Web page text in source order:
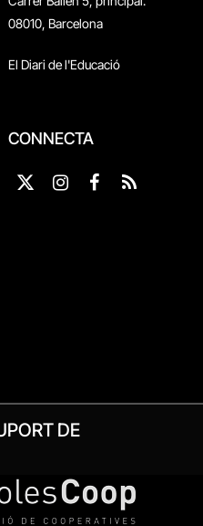
08010, Barcelona
El Diari de l'Educació
CONNECTA
X
Instagram
Facebook
RSS
DE